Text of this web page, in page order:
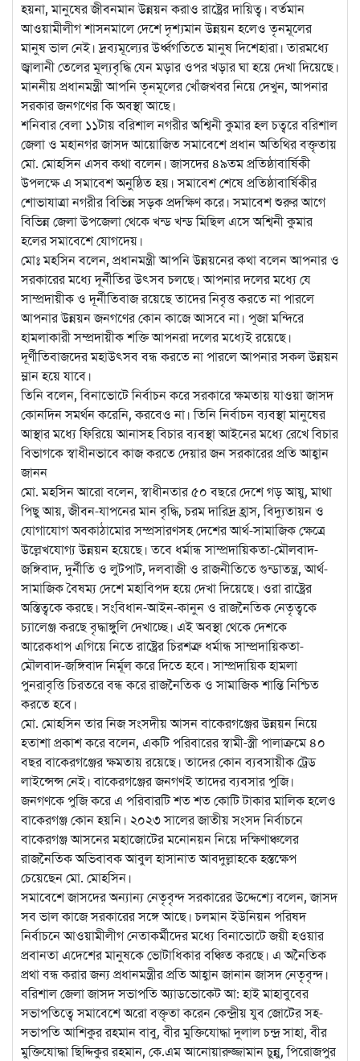
হয়না, মানুষের জীবনমান উন্নয়ন করাও রাষ্ট্রের দায়িত্ব। বর্তমান
আওয়ামীলীগ শাসনমালে দেশে দৃশ্যমান উন্নয়ন হলেও তৃনমূলের
মানুষ ভাল নেই। দ্রব্যমূল্যের উর্ধ্বগতিতে মানুষ দিশেহারা। তারমধ্যে
জ্বালানী তেলের মূল্যবৃদ্ধি যেন মড়ার ওপর খড়ার ঘা হয়ে দেখা দিয়েছে।
মাননীয় প্রধানমন্ত্রী আপনি তৃনমূলের খোঁজখবর নিয়ে দেখুন, আপনার
সরকার জনগণের কি অবস্থা আছে।
শনিবার বেলা ১১টায় বরিশাল নগরীর অশ্বিনী কুমার হল চত্বরে বরিশাল
জেলা ও মহানগর জাসদ আয়োজিত সমাবেশে প্রধান অতিথির বক্তৃতায়
মো. মোহসিন এসব কথা বলেন। জাসদের ৪৯তম প্রতিষ্ঠাবার্ষিকী
উপলক্ষে এ সমাবেশ অনুষ্ঠিত হয়। সমাবেশ শেষে প্রতিষ্ঠাবার্ষিকীর
শোভাযাত্রা নগরীর বিভিন্ন সড়ক প্রদক্ষিণ করে। সমাবেশ শুরুর আগে
বিভিন্ন জেলা উপজেলা থেকে খন্ড খন্ড মিছিল এসে অশ্বিনী কুমার
হলের সমাবেশে যোগদেয়।
মোঃ মহসিন বলেন, প্রধানমন্ত্রী আপনি উন্নয়নের কথা বলেন আপনার ও
সরকারের মধ্যে দূর্নীতির উৎসব চলছে। আপনার দলের মধ্যে যে
সাম্প্রদায়ীক ও দূর্নীতিবাজ রয়েছে তাদের নিবৃত্ত করতে না পারলে
আপনার উন্নয়ন জনগণের কোন কাজে আসবে না। পূজা মন্দিরে
হামলাকারী সম্প্রদায়ীক শক্তি আপনরা দলের মধ্যেই রয়েছে।
দূর্ণীতিবাজদের মহাউৎসব বন্ধ করতে না পারলে আপনার সকল উন্নয়ন
ম্লান হয়ে যাবে।
তিনি বলেন, বিনাভোটে নির্বাচন করে সরকারে ক্ষমতায় যাওয়া জাসদ
কোনদিন সমর্থন করেনি, করবেও না। তিনি নির্বাচন ব্যবস্থা মানুষের
আস্থার মধ্যে ফিরিয়ে আনাসহ বিচার ব্যবস্থা আইনের মধ্যে রেখে বিচার
বিভাগকে স্বাধীনভাবে কাজ করতে দেয়ার জন সরকারের প্রতি আহ্বান
জানন
মো. মহসিন আরো বলেন, স্বাধীনতার ৫০ বছরে দেশে গড় আয়ু, মাথা
পিছু আয়, জীবন-যাপনের মান বৃদ্ধি, চরম দারিদ্র হ্রাস, বিদ্যুতায়ন ও
যোগাযোগ অবকাঠামোর সম্প্রসারণসহ দেশের আর্থ-সামাজিক ক্ষেত্রে
উল্লেখযোগ্য উন্নয়ন হয়েছে। তবে ধর্মান্ধ সাম্প্রদায়িকতা-মৌলবাদ-
জঙ্গিবাদ, দুর্নীতি ও লুটপাট, দলবাজী ও রাজনীতিতে গুন্ডাতন্ত্র, আর্থ-
সামাজিক বৈষম্য দেশে মহাবিপদ হয়ে দেখা দিয়েছে। ওরা রাষ্ট্রের
অস্তিত্বকে করছে। সংবিধান-আইন-কানুন ও রাজনৈতিক নেতৃত্বকে
চ্যালেঞ্জ করছে বৃদ্ধাঙ্গুুলি দেখাচ্ছে। এই অবস্থা থেকে দেশকে
আরেকধাপ এগিয়ে নিতে রাষ্ট্রের চিরশত্রু ধর্মান্ধ সাম্প্রদায়িকতা-
মৌলবাদ-জঙ্গিবাদ নির্মূল করে দিতে হবে। সাম্প্রদায়িক হামলা
পুনরাবৃত্তি চিরতরে বন্ধ করে রাজনৈতিক ও সামাজিক শান্তি নিশ্চিত
করতে হবে।
মো. মোহসিন তার নিজ সংসদীয় আসন বাকেরগঞ্জের উন্নয়ন নিয়ে
হতাশা প্রকাশ করে বলেন, একটি পরিবারের স্বামী-স্ত্রী পালাক্রমে ৪০
বছর বাকেরগঞ্জের ক্ষমতায় রয়েছে। তাদের কোন ব্যবসায়ীক ট্রেড
লাইন্সেন্স নেই। বাকেরগঞ্জের জনগণই তাদের ব্যবসার পুজি।
জনগণকে পুজি করে এ পরিবারটি শত শত কোটি টাকার মালিক হলেও
বাকেরগঞ্জ কোন হয়নি। ২০২৩ সালের জাতীয় সংসদ নির্বাচনে
বাকেরগঞ্জ আসনের মহাজোটের মনোনয়ন নিয়ে দক্ষিণাঞ্চলের
রাজনৈতিক অভিবাবক আবুল হাসানাত আবদুল্লাহকে হস্তক্ষেপ
চেয়েছেন মো. মোহসিন।
সমাবেশে জাসদের অন্যান্য নেতৃবৃন্দ সরকারের উদ্দেশ্যে বলেন, জাসদ
সব ভাল কাজে সরকারের সঙ্গে আছে। চলমান ইউনিয়ন পরিষদ
নির্বাচনে আওয়ামীলীগ নেতাকর্মীদের মধ্যে বিনাভোটে জয়ী হওয়ার
প্রবানতা এদেশের মানুষকে ভোটাধিকার বঞ্চিত করছে। এ অনৈতিক
প্রথা বন্ধ করার জন্য প্রধানমন্ত্রীর প্রতি আহ্বান জানান জাসদ নেতৃবৃন্দ।
বরিশাল জেলা জাসদ সভাপতি অ্যাডভোকেট আ: হাই মাহাবুবের
সভাপতিত্বে সমাবেশে অরো বক্তৃতা করেন কেন্দ্রীয় যুব জোটের সহ-
সভাপতি আশিকুর রহমান বাবু, বীর মুক্তিযোদ্ধা দুলাল চন্দ্র সাহা, বীর
মুক্তিযোদ্ধা ছিদ্দিকুর রহমান, কে.এম আনোয়ারুজ্জামান চুন্নু, পিরোজপুর